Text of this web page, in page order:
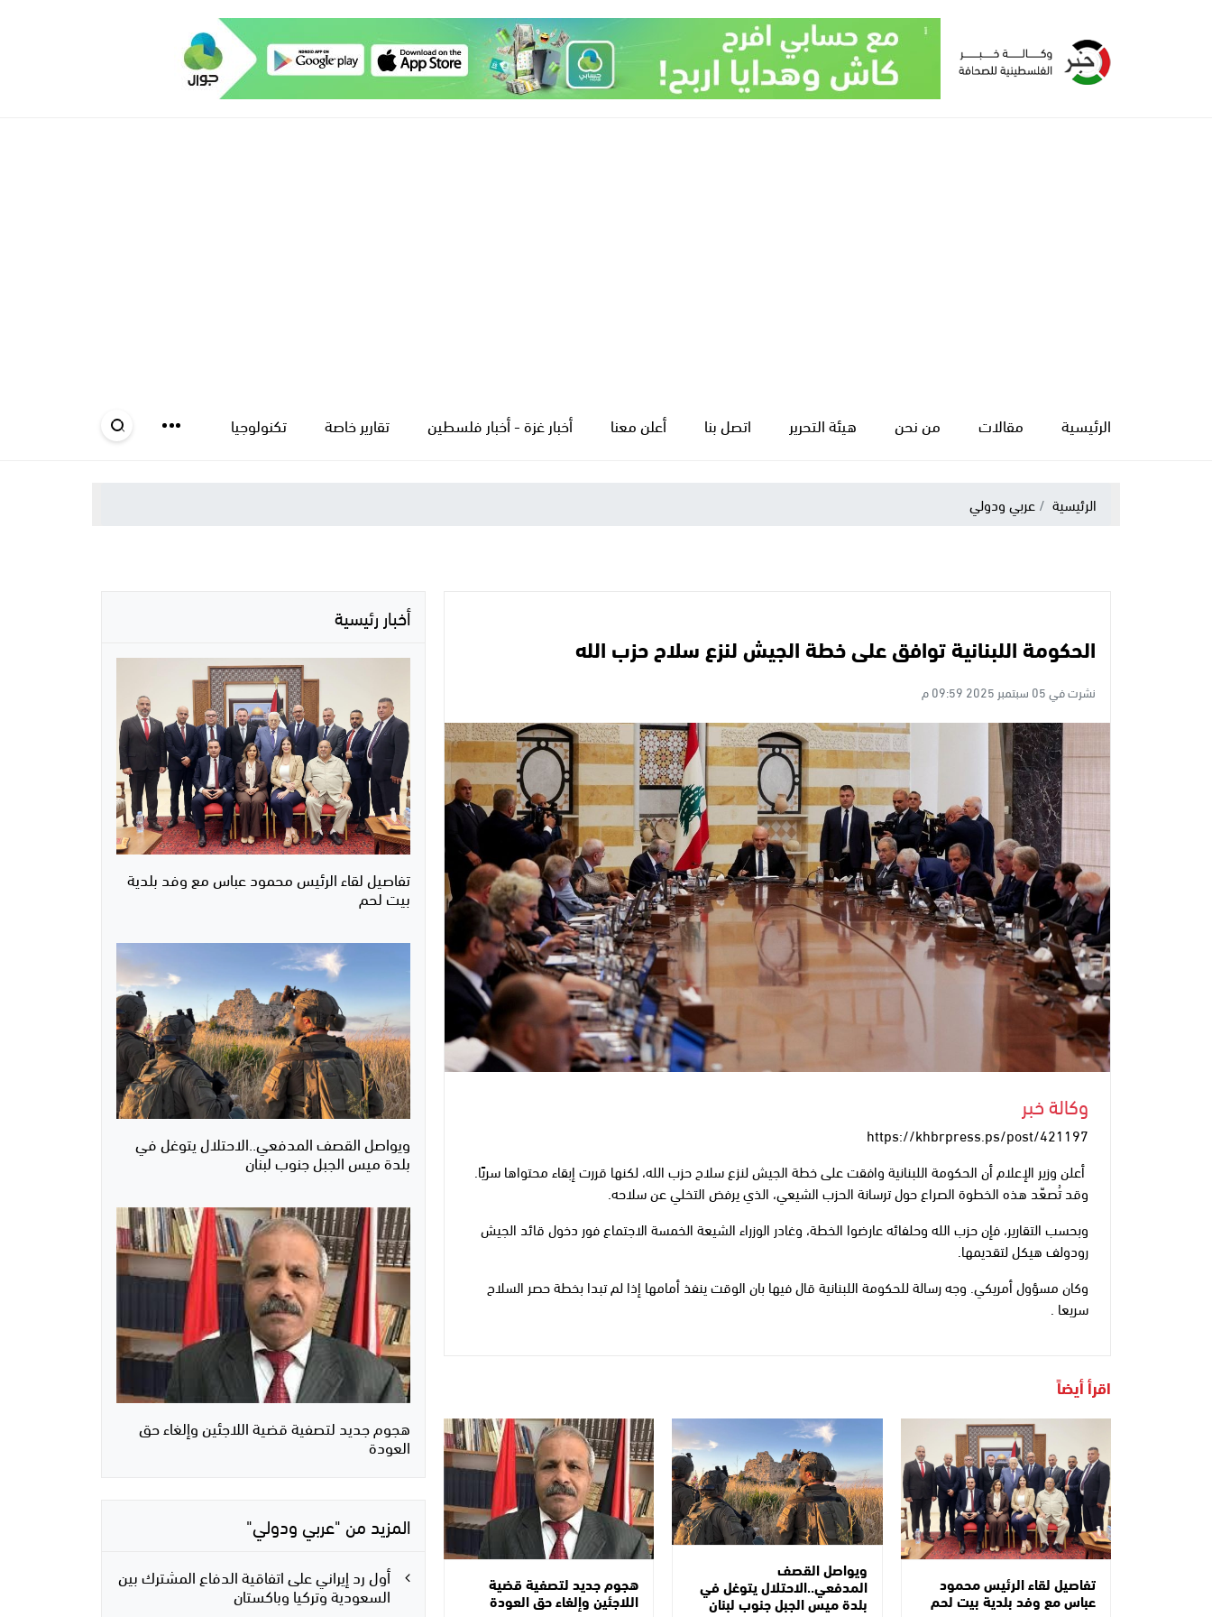
الرئيسية مقالات من نحن هيئة التحرير اتصل بنا أعلن معنا أخبار غزة - أخبار فلسطين تقارير خاصة تكنولوجيا
الرئيسية عربي ودولي
الحكومة اللبنانية توافق على خطة الجيش لنزع سلاح حزب الله
نشرت في 05 سبتمبر 2025 09:59 م
وكالة خبر
https://khbrpress.ps/post/421197
أعلن وزير الإعلام أن الحكومة اللبنانية وافقت على خطة الجيش لنزع سلاح حزب الله، لكنها قررت إبقاء محتواها سريًا.
وقد تُصعّد هذه الخطوة الصراع حول ترسانة الحزب الشيعي، الذي يرفض التخلي عن سلاحه.
وبحسب التقارير، فإن حزب الله وحلفائه عارضوا الخطة، وغادر الوزراء الشيعة الخمسة الاجتماع فور دخول قائد الجيش
رودولف هيكل لتقديمها.
وكان مسؤول أمريكي. وجه رسالة للحكومة اللبنانية قال فيها بان الوقت ينفذ أمامها إذا لم تبدا بخطة حصر السلاح
سريعا .
اقرأ أيضاً
تفاصيل لقاء الرئيس محمود
عباس مع وفد بلدية بيت لحم
ويواصل القصف
المدفعي..الاحتلال يتوغل في
بلدة ميس الجبل جنوب لبنان
هجوم جديد لتصفية قضية
اللاجئين وإلغاء حق العودة
أخبار رئيسية
تفاصيل لقاء الرئيس محمود عباس مع وفد بلدية
بيت لحم
ويواصل القصف المدفعي..الاحتلال يتوغل في
بلدة ميس الجبل جنوب لبنان
هجوم جديد لتصفية قضية اللاجئين وإلغاء حق
العودة
المزيد من "عربي ودولي"
أول رد إيراني على اتفاقية الدفاع المشترك بين
السعودية وتركيا وباكستان